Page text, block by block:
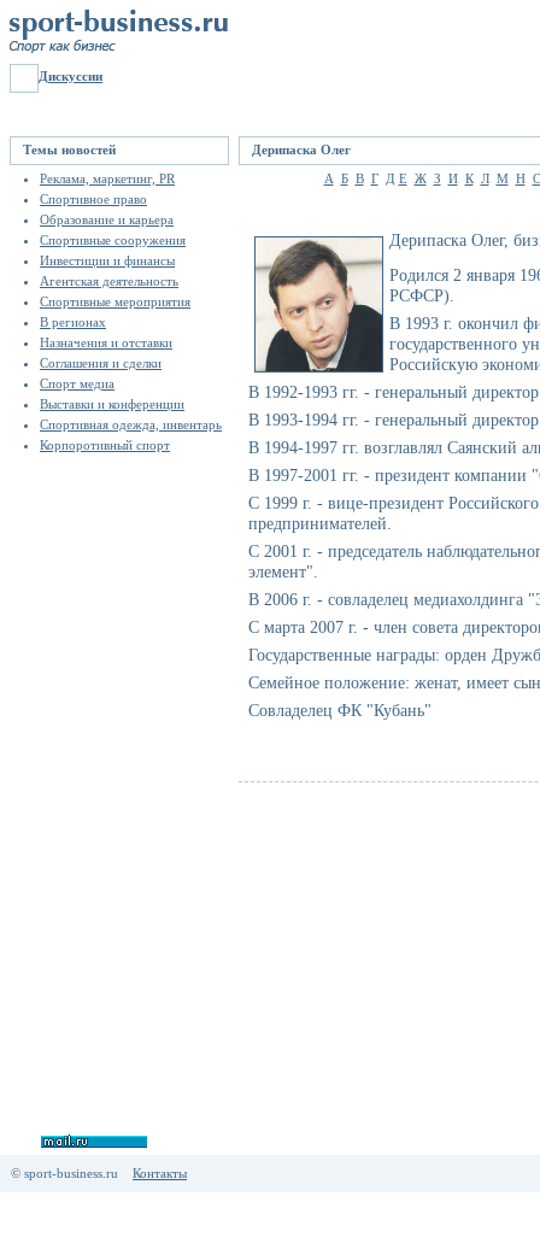
Дискуссии
Темы новостей
Реклама, маркетинг, PR
Спортивное право
Образование и карьера
Спортивные сооружения
Инвестиции и финансы
Агентская деятельность
Спортивные мероприятия
В регионах
Назначения и отставки
Соглашения и сделки
Спорт медиа
Выставки и конференции
Спортивная одежда, инвентарь
Корпоротивный спорт
Дерипаска Олег
А Б В Г Д Е Ж З И К Л М Н
Дерипаска Олег,
Родился 2 января
РСФСР).
В 1993 г. окончил
государственного
Российскую
В 1992-1993 гг. - генеральный
В 1993-1994 гг. - генеральный
В 1994-1997 гг. возглавлял Саянский
В 1997-2001 гг. - президент
С 1999 г. - вице-президент
предпринимателей.
C 2001 г. - председатель
элемент".
В 2006 г. - совладелец медиахолдинга
С марта 2007 г. - член совета
Государственные награды: орден
Семейное положение: женат, имеет
Совладелец ФК "Кубань"
© sport-business.ru Контакты